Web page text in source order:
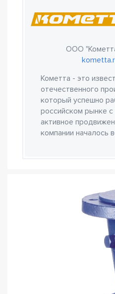
ООО
Кометта - это
отечественного
который успешно
российском рынке
активное
компании началось